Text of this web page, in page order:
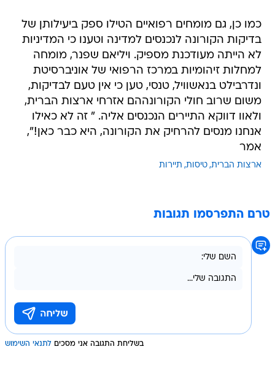
כמו כן, גם מומחים רפואיים הטילו ספק ביעילותן של
בדיקות הקורונה לנכנסים למדינה וטענו כי המדיניות
לא הייתה מעודכנת מספיק. ויליאם שפנר, מומחה
למחלות זיהומיות במרכז הרפואי של אוניברסיטת
ונדרבילט בנאשוויל, טנסי, טען כי אין טעם לבדיקות,
משום שרוב חולי הקורונההם אזרחי ארצות הברית,
ולאוו דווקא התיירים הנכנסים אליה. " זה לא כאילו
אנחנו מנסים להרחיק את הקורונה, היא כבר כאן!",
אמר
ארצות הברית טיסות תיירות
טרם התפרסמו תגובות
בשליחת התגובה אני מסכים לתנאי השימוש